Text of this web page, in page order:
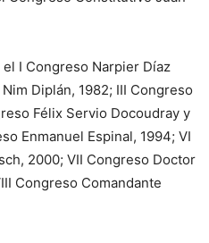
I Congreso Nar­pier Díaz
Diplán, 1982; III Congreso
Félix Ser­vio Docoudray y
Enmanuel Espinal, 1994; VI
2000; VII Congreso Doctor
Con­greso Comandante